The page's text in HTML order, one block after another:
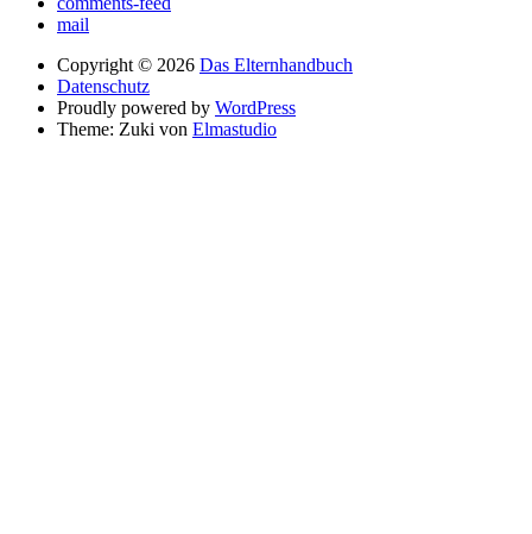
mail
Copyright © 2026 Das Elternhandbuch
Datenschutz
Proudly powered by WordPress
Theme: Zuki von Elmastudio